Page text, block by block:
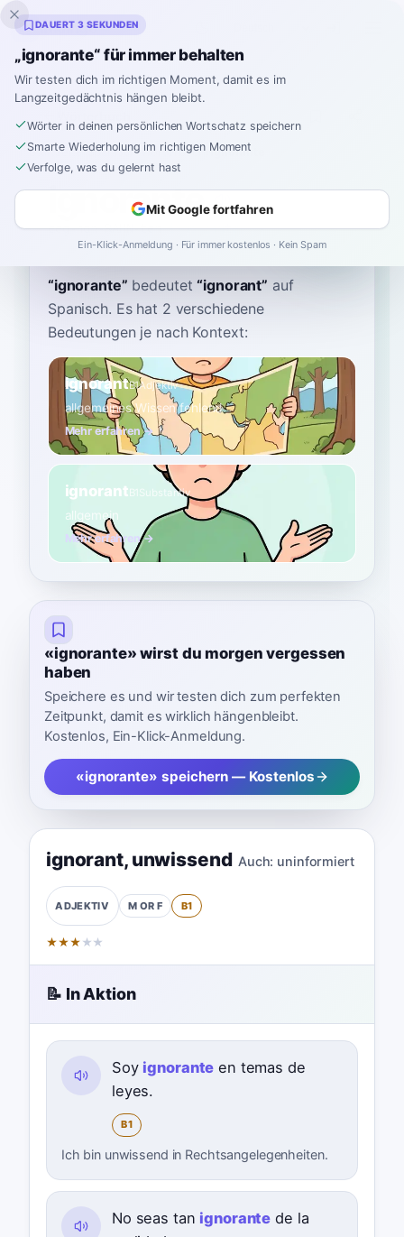
Inklingo
Startseite›Spanisch› Wörterbuch ›ignorante
ignorante
eeg-noh-RAHN-teh iɣnoˈɾante
“ignorante” bedeutet “ignorant” auf
Spanisch. Es hat 2 verschiedene
Bedeutungen je nach Kontext:
ignorantB1Adjektiv
allgemeines Wissen fehlend
Mehr erfahren →
ignorant B1 Substantiv
allgemein
Mehr erfahren →
«ignorante» wirst du morgen vergessen
haben
Speichere es und wir testen dich zum perfekten
Zeitpunkt, damit es wirklich hängenbleibt.
Kostenlos, Ein-Klick-Anmeldung.
«ignorante» speichern — Kostenlos
ignorant, unwissend Auch: uninformiert
ADJEKTIV M OR F B1
★★★ ★ ★
📝 In Aktion
Soy ignorante en temas de
leyes.
B1
Ich bin unwissend in Rechtsangelegenheiten.
No seas tan ignorante de la
DAUERT 3 SEKUNDEN
„ignorante“ für immer behalten
Wir testen dich im richtigen Moment, damit es im
Langzeitgedächtnis hängen bleibt.
Wörter in deinen persönlichen Wortschatz speichern
Smarte Wiederholung im richtigen Moment
Verfolge, was du gelernt hast
Mit Google fortfahren
Ein-Klick-Anmeldung · Für immer kostenlos · Kein Spam